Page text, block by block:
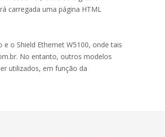
carregada uma página HTML
o Shield Ethernet W5100, onde tais
No entanto, outros modelos
utilizados, em função da